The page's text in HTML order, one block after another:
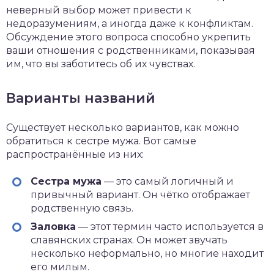
неверный выбор может привести к
недоразумениям, а иногда даже к конфликтам.
Обсуждение этого вопроса способно укрепить
ваши отношения с родственниками, показывая
им, что вы заботитесь об их чувствах.
Варианты названий
Существует несколько вариантов, как можно
обратиться к сестре мужа. Вот самые
распространённые из них:
Сестра мужа — это самый логичный и
привычный вариант. Он чётко отображает
родственную связь.
Заловка — этот термин часто используется в
славянских странах. Он может звучать
несколько неформально, но многие находит
его милым.